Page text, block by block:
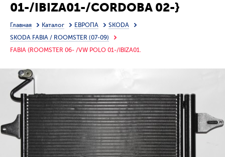
01-/IBIZA01-/CORDOBA 02-}
КОНДЕНСАТОР КОНДИЦ
(см.каталог)
Главная Каталог ЕВРОПА
SKODA
SKODA FABIA / ROOMSTER (07-09)
FABIA {ROOMSTER 06- /VW POLO 01-/IBIZA01.